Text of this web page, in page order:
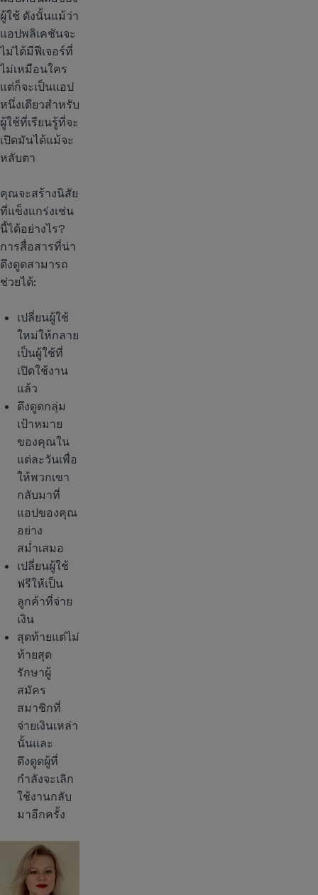
ผู้ใช้ ดังนั้นแม้ว่า
แอปพลิเคชันจะ
ไม่ได้มีฟีเจอร์ที่
ไม่เหมือนใคร
แต่ก็จะเป็นแอป
หนึ่งเดียวสำหรับ
ผู้ใช้ที่เรียนรู้ที่จะ
เปิดมันได้แม้จะ
หลับตา
คุณจะสร้างนิสัย
ที่แข็งแกร่งเช่น
นี้ได้อย่างไร?
การสื่อสารที่น่า
ดึงดูดสามารถ
ช่วยได้:
เปลี่ยนผู้ใช้
ใหม่ให้กลาย
เป็นผู้ใช้ที่
เปิดใช้งาน
แล้ว
ดึงดูดกลุ่ม
เป้าหมาย
ของคุณใน
แต่ละวันเพื่อ
ให้พวกเขา
กลับมาที่
แอปของคุณ
อย่าง
สม่ำเสมอ
เปลี่ยนผู้ใช้
ฟรีให้เป็น
ลูกค้าที่จ่าย
เงิน
สุดท้ายแต่ไม่
ท้ายสุด
รักษาผู้
สมัคร
สมาชิกที่
จ่ายเงินเหล่า
นั้นและ
ดึงดูดผู้ที่
กำลังจะเลิก
ใช้งานกลับ
มาอีกครั้ง